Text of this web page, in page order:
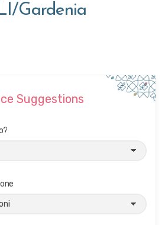
Gardenia
Suggestions